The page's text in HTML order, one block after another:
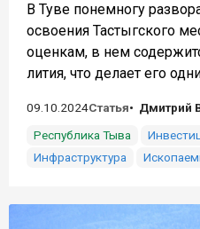
В Туве понемногу
освоения Тастыгского
оценкам, в нем
лития, что делает его
09.10.2024Статья
Дмитрий
Республика Тыва
Инфраструктура